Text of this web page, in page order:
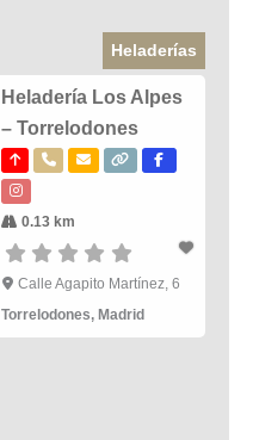
Heladerías
Heladería Los Alpes
– Torrelodones
0.13 km
Calle Agapito Martínez, 6
Torrelodones, Madrid